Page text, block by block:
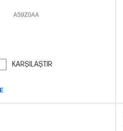
A59Z0AA
KARŞILAŞTIR